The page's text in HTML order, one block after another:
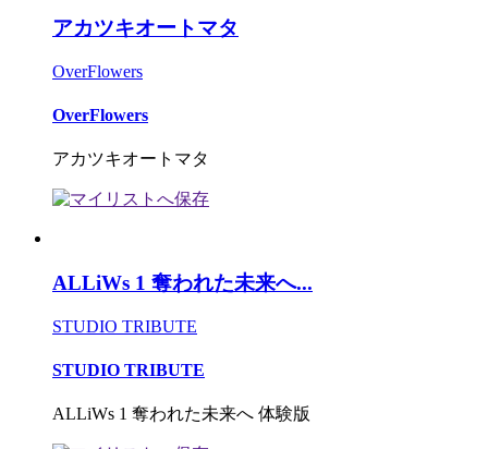
アカツキオートマタ
OverFlowers
OverFlowers
アカツキオートマタ
ALLiWs 1 奪われた未来へ...
STUDIO TRIBUTE
STUDIO TRIBUTE
ALLiWs 1 奪われた未来へ 体験版